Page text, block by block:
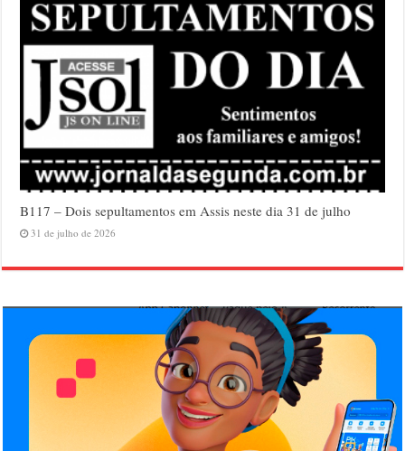
B117 – Dois sepultamentos em Assis neste dia 31 de julho
31 de julho de 2026